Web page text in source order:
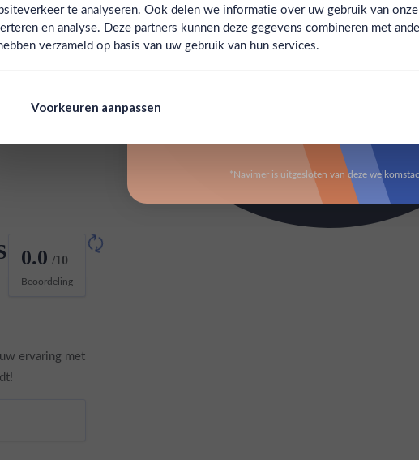
Ben jij 18 jaar of
0.0 /10
Beoordeling
ervaring met
te analyseren. Ook delen we informatie over uw gebruik van
en analyse. Deze partners kunnen deze gegevens combineren met
verzameld op basis van uw gebruik van hun services.
Voorkeuren aanpassen
Claim mijn korting
*Navimer is uitgesloten van deze